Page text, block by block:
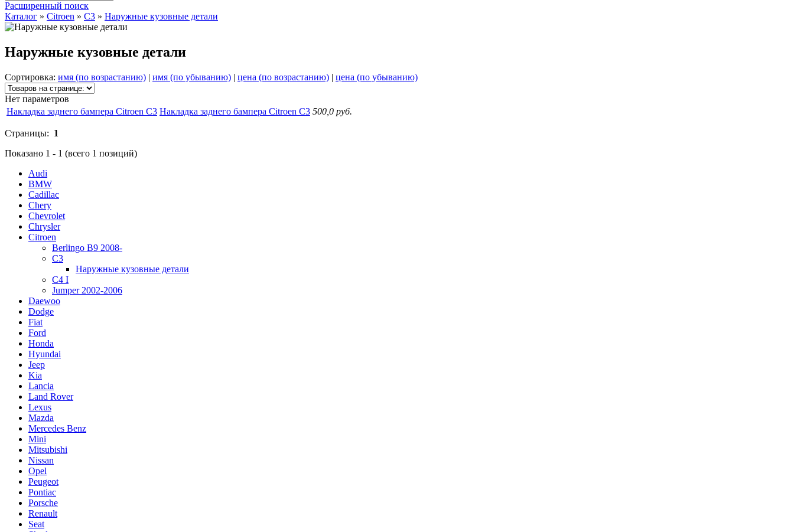
Расширенный поиск
Каталог » Citroen » C3 » Наружные кузовные детали
Наружные кузовные детали
Сортировка: имя (по возрастанию) | имя (по убыванию) | цена (по возрастанию) | цена (по убыванию)
Нет параметров
Накладка заднего бампера Citroen C3 Накладка заднего бампера Citroen C3 500,0 руб.
Страницы: 1
Показано 1 - 1 (всего 1 позиций)
Audi
BMW
Cadillac
Chery
Chevrolet
Chrysler
Citroen
Berlingo B9 2008-
C3
Наружные кузовные детали
C4 I
Jumper 2002-2006
Daewoo
Dodge
Fiat
Ford
Honda
Hyundai
Jeep
Kia
Lancia
Land Rover
Lexus
Mazda
Mercedes Benz
Mini
Mitsubishi
Nissan
Opel
Peugeot
Pontiac
Porsche
Renault
Seat